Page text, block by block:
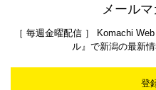
メール
［ 毎週金曜配信 ］ Komachi
ル』で新潟の最新
登